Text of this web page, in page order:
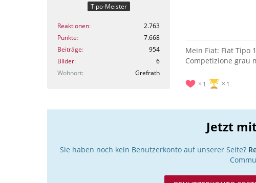
Tipo-Meister
Reaktionen
2.763
Punkte
7.668
Beiträge
954
Bilder
6
Wohnort
Grefrath
Mein Fiat: Fiat Tipo
Competizione grau
1 1
Jetzt
Sie haben noch kein Benutzerkonto auf unserer Seite?